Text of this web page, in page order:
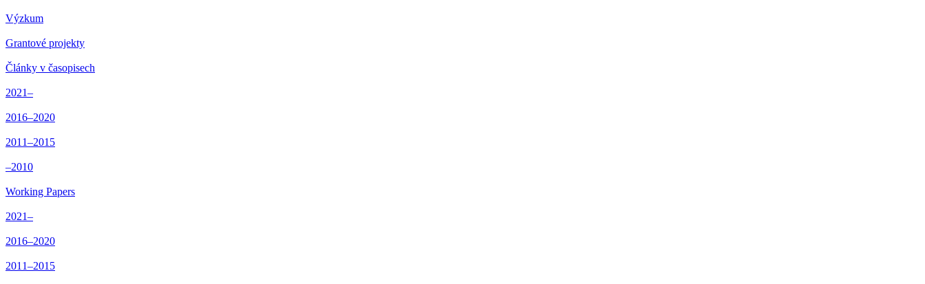
Výzkum
Grantové projekty
Články v časopisech
2021–
2016–2020
2011–2015
–2010
Working Papers
2021–
2016–2020
2011–2015